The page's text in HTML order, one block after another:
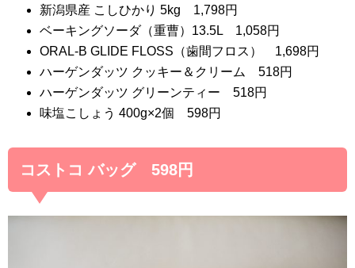
新潟県産 こしひかり 5kg 1,798円
ベーキングソーダ（重曹）13.5L 1,058円
ORAL-B GLIDE FLOSS（歯間フロス） 1,698円
ハーゲンダッツ クッキー＆クリーム 518円
ハーゲンダッツ グリーンティー 518円
味塩こしょう 400g×2個 598円
コストコ バッグ 598円